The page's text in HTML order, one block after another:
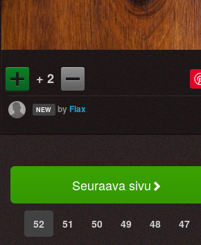
+ 2
NEW byFlax
Seuraava sivu
52 51 50 49 48 47